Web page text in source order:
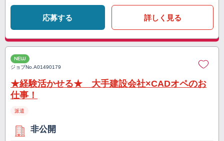
応募する 詳しく見る
NEW
ジョブNo.A01490179
★経験活かせる★ 大手建設会社×CADオペのお
仕事！
派遣
非公開